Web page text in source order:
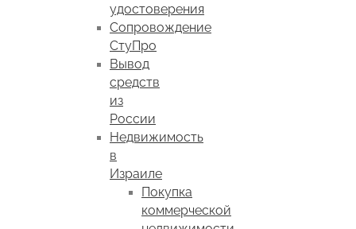
удостоверения
Сопровождение
СтуПро
Вывод
средств
из
России
Недвижимость
в
Израиле
Покупка
коммерческой